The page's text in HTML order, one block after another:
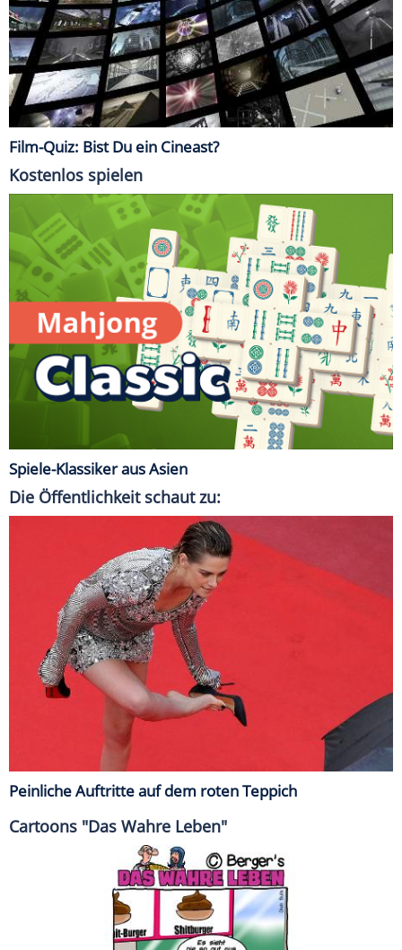
Film-Quiz: Bist Du ein Cineast?
Kostenlos spielen
Spiele-Klassiker aus Asien
Die Öffentlichkeit schaut zu:
Peinliche Auftritte auf dem roten Teppich
Cartoons "Das Wahre Leben"